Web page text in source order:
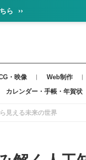
ら ››
・映像 Web制作
カレンダー・手帳・年賀状
見える未来の世界